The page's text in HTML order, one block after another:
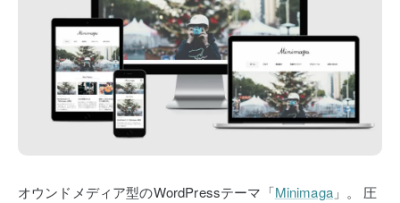
オウンドメディア型のWordPressテーマ「Minimaga」。
圧